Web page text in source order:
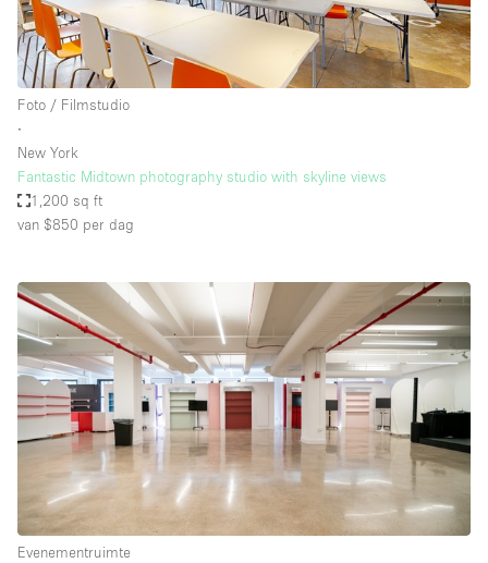
Foto / Filmstudio
∙
New York
Fantastic Midtown photography studio with skyline views
1,200 sq ft
van $850 per dag
Evenementruimte